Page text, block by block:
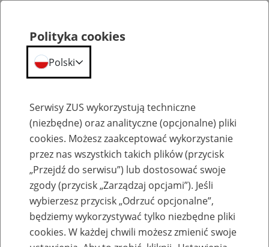
Szkolenia
Zaproś ZUS do siebie - zakładanie profili
Polityka cookies
Polski
Serwisy ZUS wykorzystują techniczne
(niezbędne) oraz analityczne (opcjonalne) pliki
cookies. Możesz zaakceptować wykorzystanie
przez nas wszystkich takich plików (przycisk
„Przejdź do serwisu”) lub dostosować swoje
zgody (przycisk „Zarządzaj opcjami”). Jeśli
wybierzesz przycisk „Odrzuć opcjonalne”,
będziemy wykorzystywać tylko niezbędne pliki
cookies. W każdej chwili możesz zmienić swoje